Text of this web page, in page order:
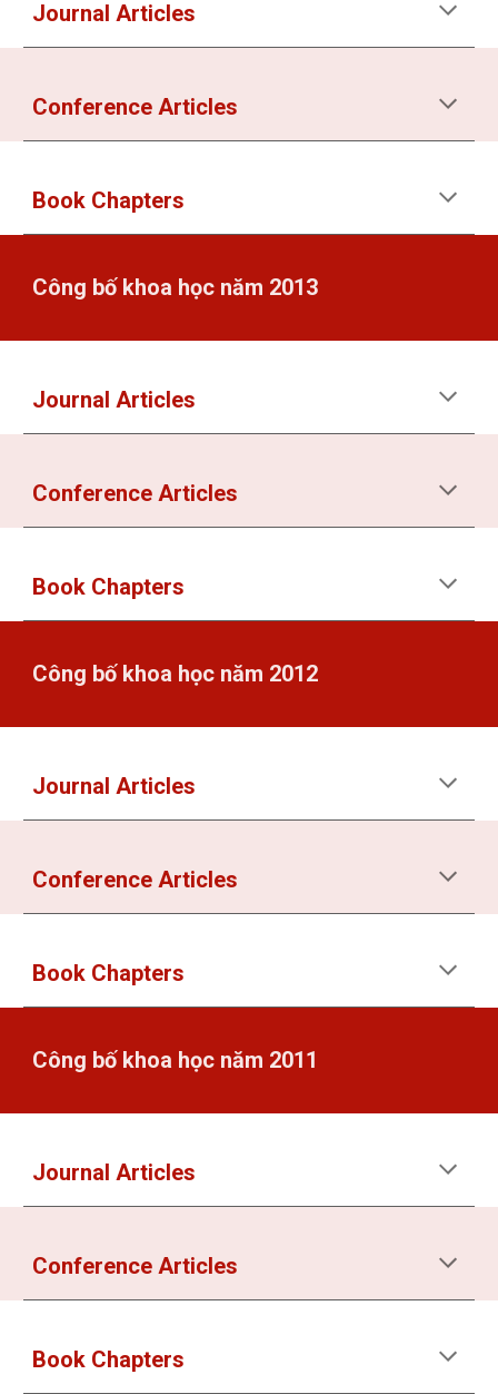
Journal Articles
Conference Articles
Book Chapters
Công bố khoa học năm 2013
Journal Articles
Conference Articles
Book Chapters
Công bố khoa học năm 2012
Journal Articles
Conference Articles
Book Chapters
Công bố khoa học năm 2011
Journal Articles
Conference Articles
Book Chapters